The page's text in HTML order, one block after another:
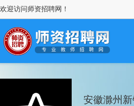
欢迎访问师资招聘网！
安徽滁州